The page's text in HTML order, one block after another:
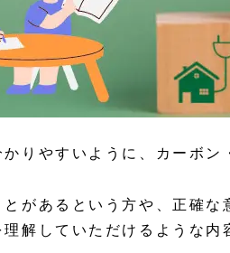
りやすいように、カーボン
があるという方や、正確
解していただけるような内